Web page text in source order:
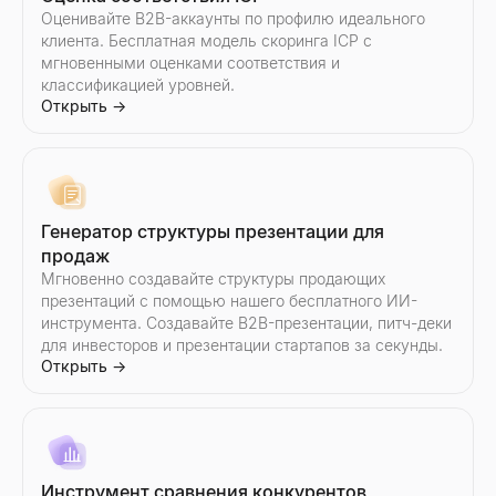
Генератор скриптов продаж
Создавайте B2B скрипты продаж за считанные секунды.
Генератор ответов ИИ
Вставьте ответ потенциального клиента — получите 3
Открыть→
Открыть
Шаблоны LinkedIn InMail
Скопируйте 7 проверенных шаблонов LinkedIn InMail для
Генератор булевых поисковых запросов
Бесплатный генератор булевых поисковых запросов для
Открыть→
Открыть
Оценивайте B2B-аккаунты по профилю идеального
клиента. Бесплатная модель скоринга ICP с
мгновенными оценками соответствия и
классификацией уровней.
Открыть →
Генератор структуры презентации для
продаж
Мгновенно создавайте структуры продающих
презентаций с помощью нашего бесплатного ИИ-
инструмента. Создавайте B2B-презентации, питч-деки
для инвесторов и презентации стартапов за секунды.
Открыть →
Инструмент сравнения конкурентов